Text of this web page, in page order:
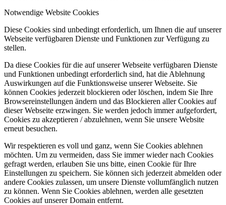
Notwendige Website Cookies
Diese Cookies sind unbedingt erforderlich, um Ihnen die auf unserer
Webseite verfügbaren Dienste und Funktionen zur Verfügung zu
stellen.
Da diese Cookies für die auf unserer Webseite verfügbaren Dienste
und Funktionen unbedingt erforderlich sind, hat die Ablehnung
Auswirkungen auf die Funktionsweise unserer Webseite. Sie
können Cookies jederzeit blockieren oder löschen, indem Sie Ihre
Browsereinstellungen ändern und das Blockieren aller Cookies auf
dieser Webseite erzwingen. Sie werden jedoch immer aufgefordert,
Cookies zu akzeptieren / abzulehnen, wenn Sie unsere Website
erneut besuchen.
Wir respektieren es voll und ganz, wenn Sie Cookies ablehnen
möchten. Um zu vermeiden, dass Sie immer wieder nach Cookies
gefragt werden, erlauben Sie uns bitte, einen Cookie für Ihre
Einstellungen zu speichern. Sie können sich jederzeit abmelden oder
andere Cookies zulassen, um unsere Dienste vollumfänglich nutzen
zu können. Wenn Sie Cookies ablehnen, werden alle gesetzten
Cookies auf unserer Domain entfernt.